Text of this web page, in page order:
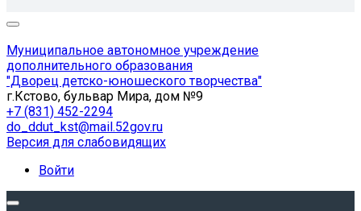
Муниципальное автономное учреждение
дополнительного образования
"Дворец детско-юношеского творчества"
г.Кстово, бульвар Мира, дом №9
+7 (831) 452-2294
do_ddut_kst@mail.52gov.ru
Версия для слабовидящих
Войти